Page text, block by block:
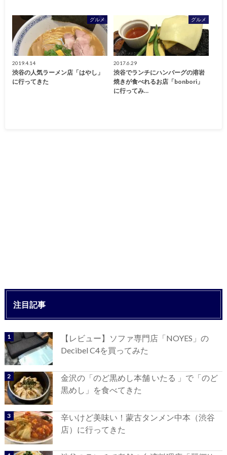
グルメ
2019.4.14
渋谷の人気ラーメン店「はやし」
に行ってきた
グルメ
2017.6.29
渋谷でランチにハンバーグの溶岩
焼きが食べれるお店「bonbori」
に行ってみ…
注目記事
【レビュー】ソファ専門店「NOYES」の
Decibel C4を買ってみた
金沢の「のど黒めし本舗 いたる 」で「のど
黒めし」を食べてきた
辛いけど美味い！蒙古タンメン中本（渋谷
店）に行ってきた